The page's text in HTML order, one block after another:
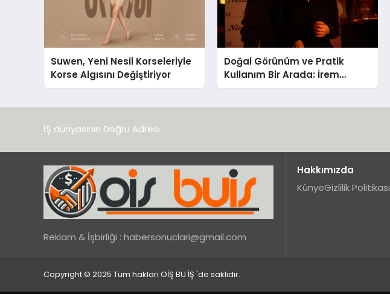
Suwen, Yeni Nesil Korseleriyle
Korse Algısını Değiştiriyor
Doğal Görünüm ve Pratik
Kullanım Bir Arada: İrem
Yanar’ın Yeni Ürünü
İŞ dünyasının Doğru Adresi
Reklam & İşbirliği : habersonuclari@gmail.com
Hakkımızda
KünyeGizlilik Politikası
Copyright © 2025 Tüm hakları OİŞ BU İŞ 'de saklıdır.